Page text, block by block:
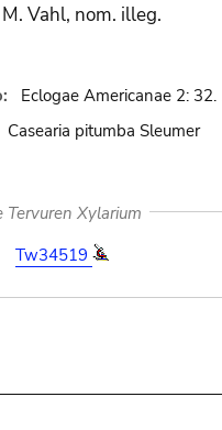
M. Vahl, nom. illeg.
Eclogae Americanae 2:
Casearia pitumba Sleumer
Xylarium
Tw34519